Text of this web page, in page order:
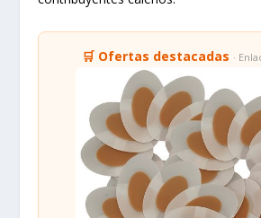
🛒 Ofertas destacadas ·